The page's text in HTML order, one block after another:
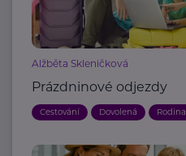
Alžběta Skleničková
Prázdninové odjezdy
Cestování Dovolená Rodina